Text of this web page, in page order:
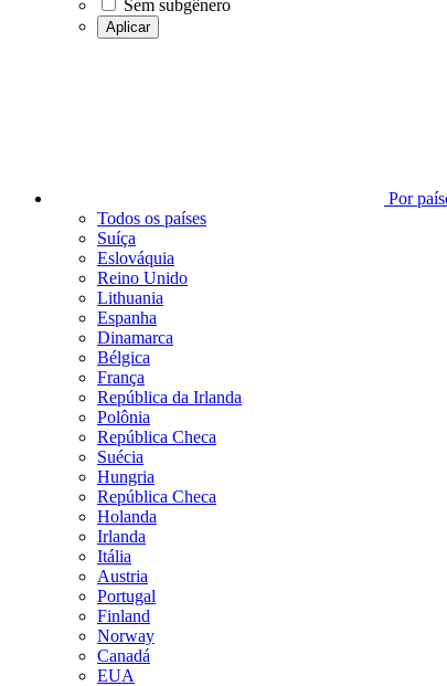
Sem subgênero
Aplicar
Por
Todos os países
Suíça
Eslováquia
Reino Unido
Lithuania
Espanha
Dinamarca
Bélgica
França
República da Irlanda
Polônia
República Checa
Suécia
Hungria
República Checa
Holanda
Irlanda
Itália
Austria
Portugal
Finland
Norway
Canadá
EUA